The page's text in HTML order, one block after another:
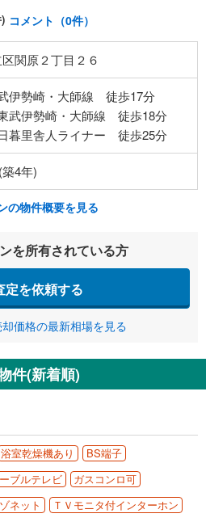
コメント（0件）
関原２丁目２６
伊勢崎・大師線 徒歩17分
武伊勢崎・大師線 徒歩18分
暮里舎人ライナー 徒歩25分
4年)
の物件概要を見る
を所有されている方
定を依頼する
価格の最新相場を見る
件(新着順)
浴室乾燥機あり
BS端子
ブルテレビ
ガスコンロ可
ネット
ＴＶモニタ付インターホン